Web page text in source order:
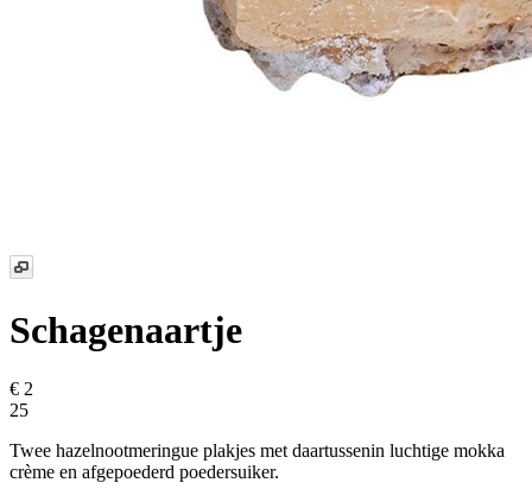
Schagenaartje
€ 2
25
Twee hazelnootmeringue plakjes met daartussenin luchtige mokka
crème en afgepoederd poedersuiker.